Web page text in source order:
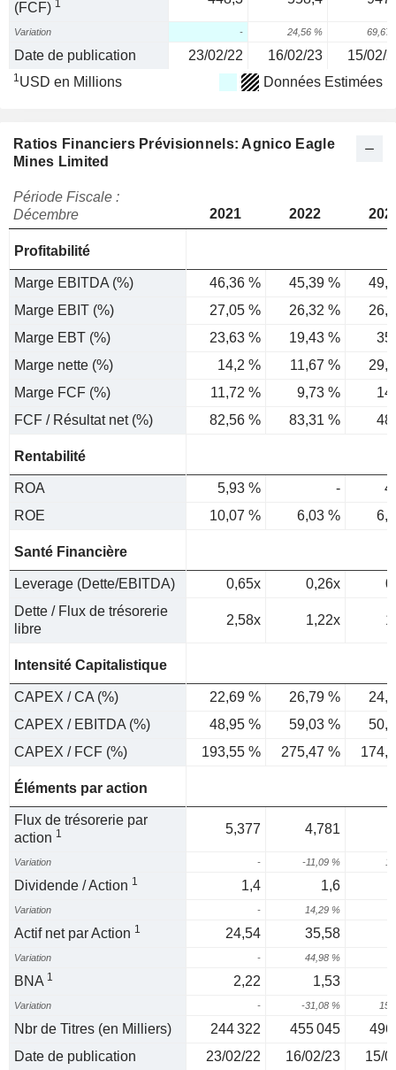
(FCF) 1
Variation - 24,56 % 69,67
Date de publication 23/02/22 16/02/23 15/02/
1USD en Millions Données Estimées
Ratios Financiers Prévisionnels: Agnico Eagle
Mines Limited
Période Fiscale :
Décembre
2021 2022
Profitabilité
Marge EBITDA (%) 46,36 % 45,39 %
Marge EBIT (%)
27,05 % 26,32 %
Marge EBT (%)
23,63 % 19,43 %
Marge nette (%)
14,2 % 11,67 %
Marge FCF (%)
11,72 % 9,73 %
FCF / Résultat net (%)
82,56 % 83,31 %
Rentabilité
ROA 5,93 % -
ROE
10,07 % 6,03 %
Santé Financière
Leverage (Dette/EBITDA) 0,65x 0,26x
Dette / Flux de trésorerie
libre
2,58x 1,22x
Intensité Capitalistique
CAPEX / CA (%) 22,69 % 26,79 %
CAPEX / EBITDA (%)
48,95 % 59,03 %
CAPEX / FCF (%)
193,55 % 275,47 %
Éléments par action
Flux de trésorerie par
action 1 5,377 4,781
Variation - -11,09 %
Dividende / Action 1 1,4 1,6
Variation - 14,29 %
Actif net par Action 1 24,54 35,58
Variation - 44,98 %
BNA 1 2,22 1,53
Variation - -31,08 %
Nbr de Titres (en Milliers) 244 322 455 045
496
Date de publication
23/02/22 16/02/23 15/